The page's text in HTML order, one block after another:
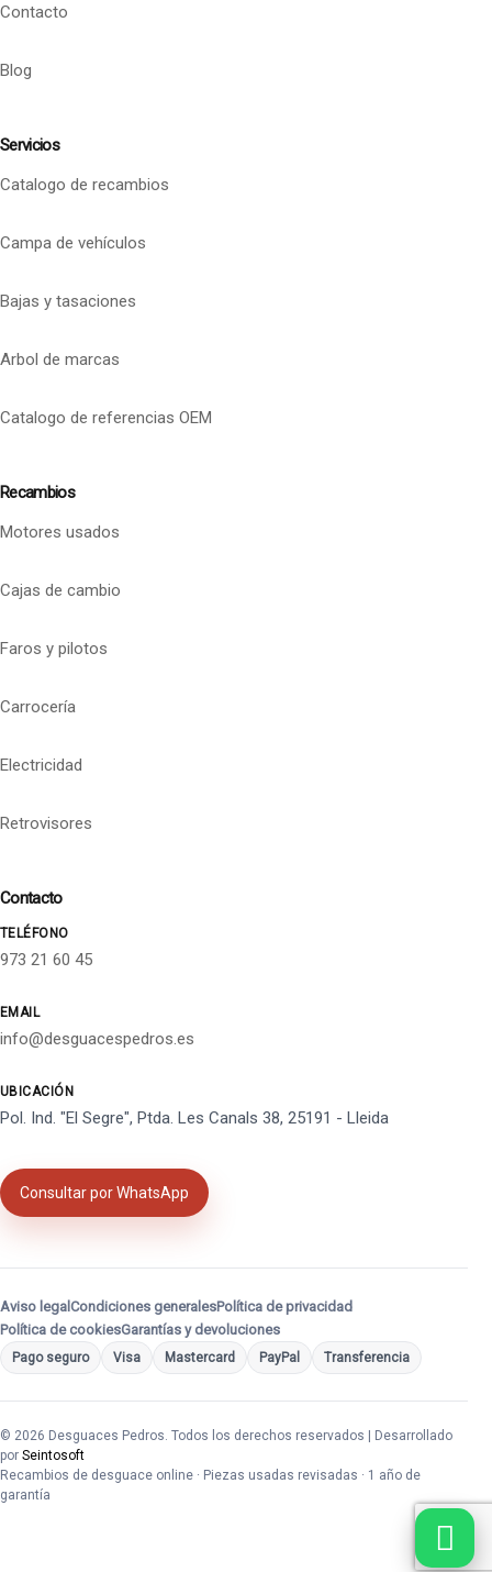
Contacto
Blog
Servicios
Catalogo de recambios
Campa de vehículos
Bajas y tasaciones
Arbol de marcas
Catalogo de referencias OEM
Recambios
Motores usados
Cajas de cambio
Faros y pilotos
Carrocería
Electricidad
Retrovisores
Contacto
TELÉFONO
973 21 60 45
EMAIL
info@desguacespedros.es
UBICACIÓN
Pol. Ind. "El Segre", Ptda. Les Canals 38, 25191 - Lleida
Consultar por WhatsApp
Aviso legal Condiciones generalesPolítica de privacidad
Política de cookiesGarantías y devoluciones
Pago seguro Visa Mastercard PayPal Transferencia
© 2026 Desguaces Pedros. Todos los derechos reservados | Desarrollado
por Seintosoft
Recambios de desguace online · Piezas usadas revisadas · 1 año de
garantía